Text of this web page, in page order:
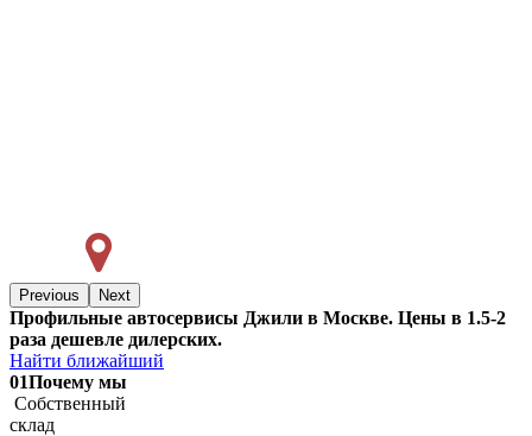
Previous Next
Профильные автосервисы Джили в Москве. Цены в 1.5-2
раза дешевле дилерских.
Найти ближайший
01Почему мы
Собственный
склад